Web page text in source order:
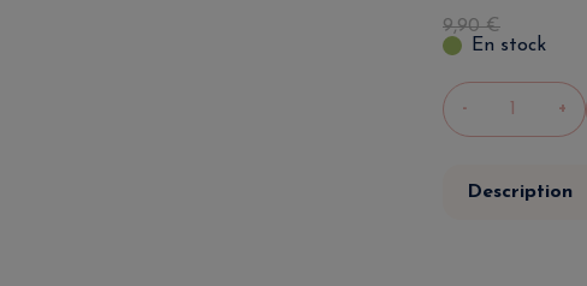
9,90€
En stock
- +
Description